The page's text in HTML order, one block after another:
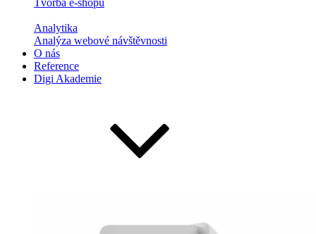
Tvorba e-shopů
Analytika
Analýza webové návštěvnosti
O nás
Reference
Digi Akademie